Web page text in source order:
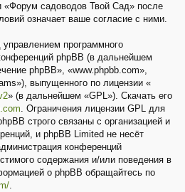
«Форум садоводов Твой Сад» после
означает ваше согласие с ними.
программного
phpBB (в дальнейшем
phpBB», «www.phpbb.com»,
выпущенного по лицензии «
» (в дальнейшем «GPL»). Скачать его
. Ограничения лицензии GPL для
строго связаны с организацией и
и phpBB Limited не несёт
конференций
содержания и/или поведения в
о phpBB обращайтесь по
.